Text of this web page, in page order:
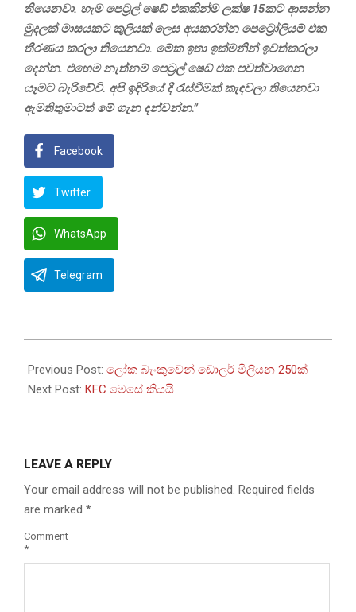
තියෙනවා. හැම පෙට්‍රල් ෂෙඩ් එකකින්ම ලක්ෂ 15කට ආසන්න
මුදලක් මාසයකට කුලියක් ලෙස අයකරන්න පෙට්‍රෝලියම් එක
තීරණය කරලා තියෙනවා. මේක ඉතා ඉක්මනින් ඉවත්කරලා
දෙන්න. එහෙම නැත්නම් පෙට්‍රල් ෂෙඩ් එක පවත්වාගෙන
යෑමට බැරිවේවි. අපි ඉදිරියේ දී රැස්වීමක් කැඳවලා තියෙනවා
ඇමතිතුමාටත් මේ ගැන දන්වන්න.”
Facebook
Twitter
WhatsApp
Telegram
12-
20
Previous Post: ලෝක බැංකුවෙන් ඩොලර් මිලියන 250ක්
Next Post: KFC මෙසේ කියයි
LEAVE A REPLY
Your email address will not be published. Required fields
are marked *
Comment
*